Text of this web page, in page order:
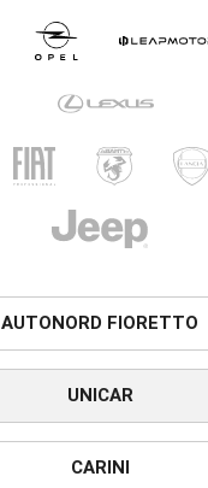
AUTONORD FIORETTO
UNICAR
CARINI